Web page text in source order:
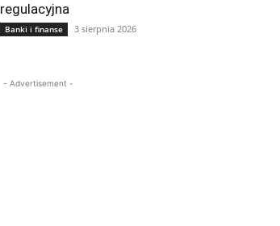
regulacyjna
Banki i finanse 3 sierpnia 2026
- Advertisement -